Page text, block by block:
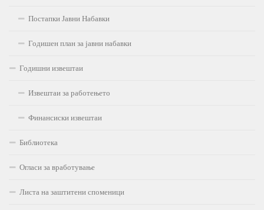
Постапки Јавни Набавки
Годишен план за јавни набавки
Годишни извештаи
Извештаи за работењето
Финансиски извештаи
Библиотека
Огласи за вработување
Листа на заштитени споменици